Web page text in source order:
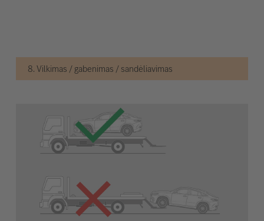
8. Vilkimas / gabenimas / sandėliavimas